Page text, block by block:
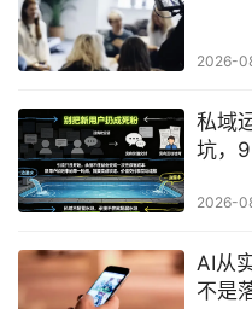
2026-
私域
坑，
2026-
AI从
不是